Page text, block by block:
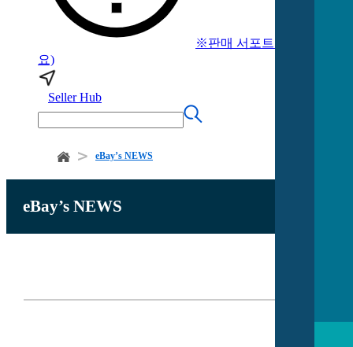
※판매 서포트 (로그인 필
요)
Seller Hub
eBay’s NEWS
eBay’s NEWS